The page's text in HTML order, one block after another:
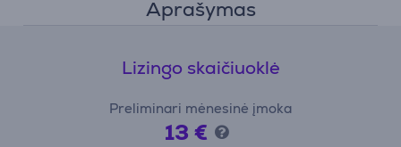
Aprašymas
Lizingo skaičiuoklė
Preliminari mėnesinė įmoka
13 €